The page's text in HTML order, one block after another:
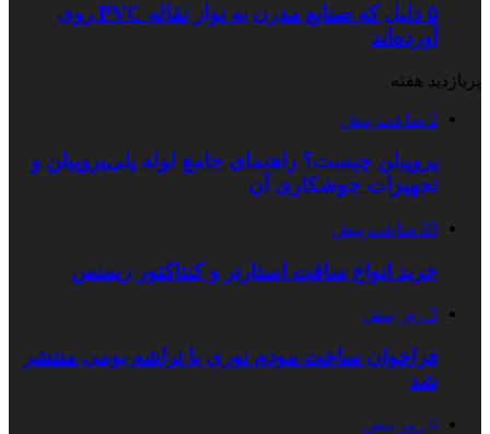
۵ دلیل که صنایع مدرن به نوار نقاله PVC روی
آورده‌اند
پربازدید هفته
2 ساعت پیش
پروپیلن چیست؟ راهنمای جامع لوله پلی‌پروپیلن و
تجهیزات جوشکاری آن
20 ساعت پیش
خرید انواع سافت استارتر و کنتاکتور زیمنس
3 روز پیش
فراخوان ساخت مودم نوری با تراشه بومی منتشر
شد
6 روز پیش